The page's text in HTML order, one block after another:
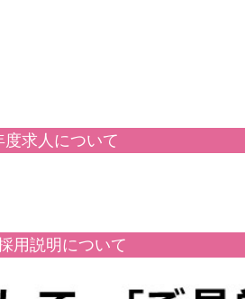
度求人について
用説明について